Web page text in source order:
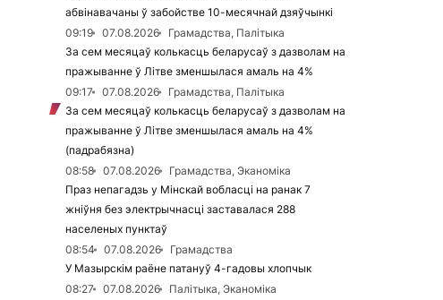
абвінавачаны ў забойстве 10-месячнай дзяўчынкі
09:19
07.08.2026
Грамадства, Палітыка
За сем месяцаў колькасць беларусаў з дазволам на
пражыванне ў Літве зменшылася амаль на 4%
09:17
07.08.2026
Грамадства, Палітыка
За сем месяцаў колькасць беларусаў з дазволам на
пражыванне ў Літве зменшылася амаль на 4%
(падрабязна)
08:58
07.08.2026
Грамадства, Эканоміка
Праз непагадзь у Мінскай вобласці на ранак 7
жніўня без электрычнасці заставалася 288
населеных пунктаў
08:54
07.08.2026
Грамадства
У Мазырскім раёне патануў 4-гадовы хлопчык
08:27
07.08.2026
Палітыка, Эканоміка